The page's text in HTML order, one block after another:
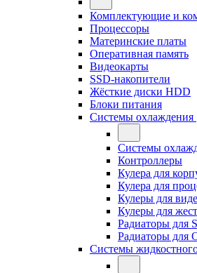
Комплектующие и
Процессоры
Материнские платы
Оперативная память
Видеокарты
SSD-накопители
Жёсткие диски HDD
Блоки питания
Системы охлаждения
Системы
Контроллеры
Кулера для
Кулера для
Кулеры для
Кулеры для
Радиаторы для
Радиаторы для
Системы